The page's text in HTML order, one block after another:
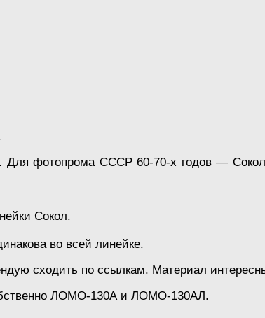
Для фотопрома СССР 60-70-х годов —
Сокол.
во всей линейке.
сходить по ссылкам. Материал
ЛОМО-130А и ЛОМО-130АЛ.